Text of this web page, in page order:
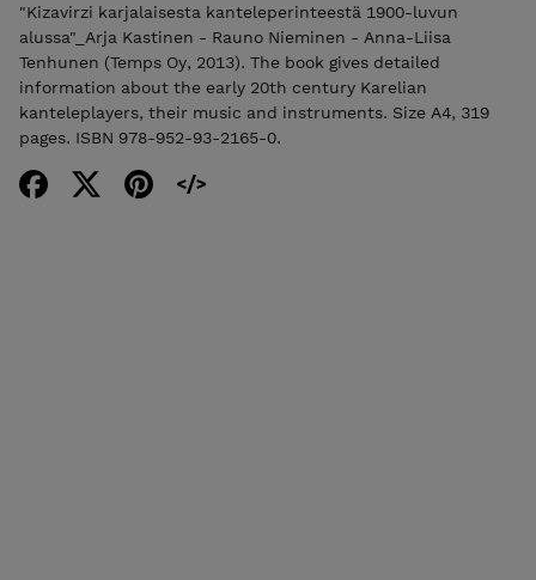
"Kizavirzi karjalaisesta kanteleperinteestä 1900-luvun
alussa"_Arja Kastinen - Rauno Nieminen - Anna-Liisa
Tenhunen (Temps Oy, 2013). The book gives detailed
information about the early 20th century Karelian
kanteleplayers, their music and instruments. Size A4, 319
pages. ISBN 978-952-93-2165-0.